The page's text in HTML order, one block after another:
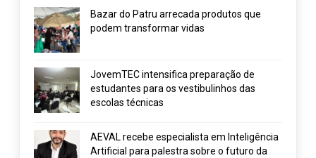
Bazar do Patru arrecada produtos que
podem transformar vidas
JovemTEC intensifica preparação de
estudantes para os vestibulinhos das
escolas técnicas
AEVAL recebe especialista em Inteligência
Artificial para palestra sobre o futuro da